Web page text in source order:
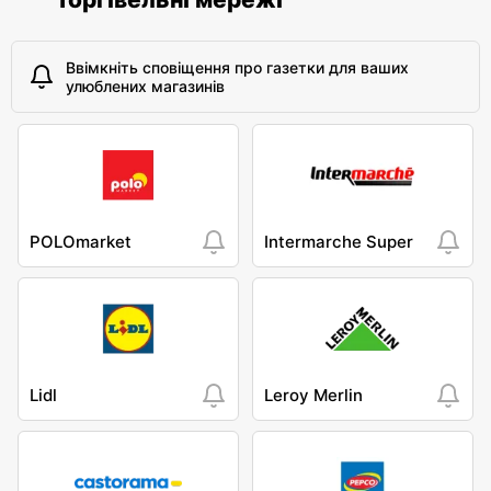
Ввімкніть сповіщення про газетки для ваших
улюблених магазинів
POLOmarket Intermarche Super
Lidl Leroy Merlin